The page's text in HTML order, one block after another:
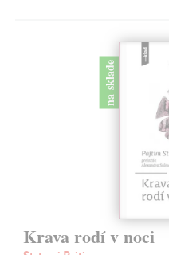
na sklade
Krava rodí v noci